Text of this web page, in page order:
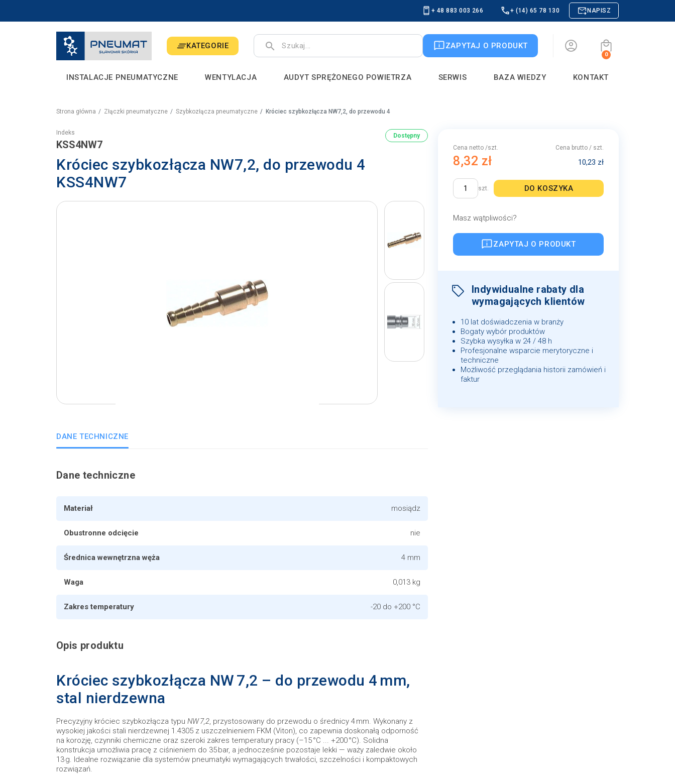
+ 48 883 003 266 + (14) 65 78 130 NAPISZ
search ZAPYTAJ O PRODUKT
0
INSTALACJE PNEUMATYCZNE WENTYLACJA AUDYT SPRĘŻONEGO POWIETRZA SERWIS BAZA WIEDZY KONTAKT
KATEGORIE
Strona główna Złączki pneumatyczne Szybkozłącza pneumatyczne Króciec szybkozłącza NW7,2, do przewodu 4
Indeks
KSS4NW7
Dostępny
Króciec szybkozłącza NW7,2, do przewodu 4
KSS4NW7
DANE TECHNICZNE
Dane techniczne
Materiał mosiądz
Obustronne odcięcie nie
Średnica wewnętrzna węża 4 mm
Waga 0,013 kg
Zakres temperatury -20 do +200 °C
Opis produktu
Króciec szybkozłącza NW 7,2 – do przewodu 4 mm,
stal nierdzewna
Precyzyjny króciec szybkozłącza typu NW 7,2 , przystosowany do przewodu o średnicy 4 mm. Wykonany z
wysokiej jakości stali nierdzewnej 1.4305 z uszczelnieniem FKM (Viton), co zapewnia doskonałą odporność
na korozję, czynniki chemiczne oraz szeroki zakres temperatury pracy (–15 °C ... +200 °C). Solidna
konstrukcja umożliwia pracę z ciśnieniem do 35 bar, a jednocześnie pozostaje lekki — waży zaledwie około
13 g. Idealne rozwiązanie dla systemów pneumatyki wymagających trwałości, szczelności i kompaktowych
rozwiązań.
Cena netto /szt.
8,32 zł
Cena brutto / szt.
10,23 zł
szt. DO KOSZYKA
Masz wątpliwości?
ZAPYTAJ O PRODUKT
Indywidualne rabaty dla
wymagających klientów
10 lat doświadczenia w branży
Bogaty wybór produktów
Szybka wysyłka w 24 / 48 h
Profesjonalne wsparcie merytoryczne i
techniczne
Możliwość przeglądania historii zamówień i
faktur